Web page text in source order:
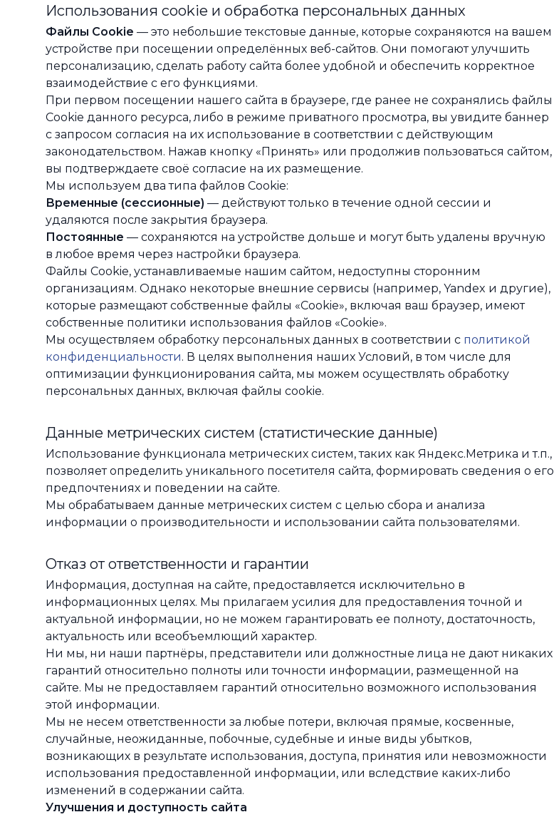
Использования cookie и обработка персональных данных
Файлы Cookie — это небольшие текстовые данные, которые сохраняются на вашем
устройстве при посещении определённых веб-сайтов. Они помогают улучшить
персонализацию, сделать работу сайта более удобной и обеспечить корректное
взаимодействие с его функциями.
При первом посещении нашего сайта в браузере, где ранее не сохранялись файлы
Cookie данного ресурса, либо в режиме приватного просмотра, вы увидите баннер
с запросом согласия на их использование в соответствии с действующим
законодательством. Нажав кнопку «Принять» или продолжив пользоваться сайтом,
вы подтверждаете своё согласие на их размещение.
Мы используем два типа файлов Cookie:
Временные (сессионные) — действуют только в течение одной сессии и
удаляются после закрытия браузера.
Постоянные — сохраняются на устройстве дольше и могут быть удалены вручную
в любое время через настройки браузера.
Файлы Cookie, устанавливаемые нашим сайтом, недоступны сторонним
организациям. Однако некоторые внешние сервисы (например, Yandex и другие),
которые размещают собственные файлы «Cookie», включая ваш браузер, имеют
собственные политики использования файлов «Cookie».
Мы осуществляем обработку персональных данных в соответствии с политикой
конфиденциальности. В целях выполнения наших Условий, в том числе для
оптимизации функционирования сайта, мы можем осуществлять обработку
персональных данных, включая файлы cookie.
Данные метрических систем (статистические данные)
Использование функционала метрических систем, таких как Яндекс.Метрика и т.п.,
позволяет определить уникального посетителя сайта, формировать сведения о его
предпочтениях и поведении на сайте.
Мы обрабатываем данные метрических систем с целью сбора и анализа
информации о производительности и использовании сайта пользователями.
Отказ от ответственности и гарантии
Информация, доступная на сайте, предоставляется исключительно в
информационных целях. Мы прилагаем усилия для предоставления точной и
актуальной информации, но не можем гарантировать ее полноту, достаточность,
актуальность или всеобъемлющий характер.
Ни мы, ни наши партнёры, представители или должностные лица не дают никаких
гарантий относительно полноты или точности информации, размещенной на
сайте. Мы не предоставляем гарантий относительно возможного использования
этой информации.
Мы не несем ответственности за любые потери, включая прямые, косвенные,
случайные, неожиданные, побочные, судебные и иные виды убытков,
возникающих в результате использования, доступа, принятия или невозможности
использования предоставленной информации, или вследствие каких-либо
изменений в содержании сайта.
Улучшения и доступность сайта